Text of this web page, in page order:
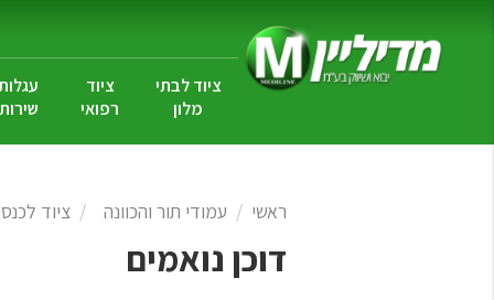
ציוד לבתי
מלון
ציוד
רפואי
ראשי עמודי תור והכוונה ציוד
דוכן נואמים